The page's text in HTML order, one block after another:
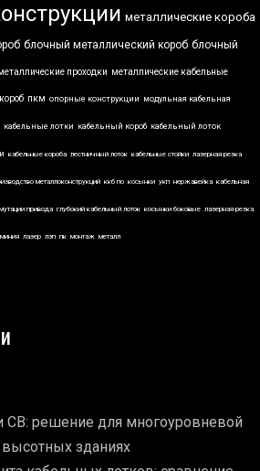
металлические короба
блочный металлический короб блочный
проходки металлические кабельные
пкм опорные конструкции модульная кабельная
кабельные лотки кабельный короб кабельный лоток
кабельные короба лестничный лоток кабельные стойки лазерная резка
металлоконструкций ккб по косынки укп нержавейка кабельная
привода глубокий кабельный лоток косынки боковые лазерная резка
лазер лэп пк монтаж металл
СВ: решение для многоуровневой
зданиях